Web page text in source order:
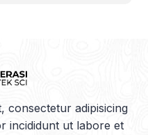
consectetur adipisicing
incididunt ut labore et